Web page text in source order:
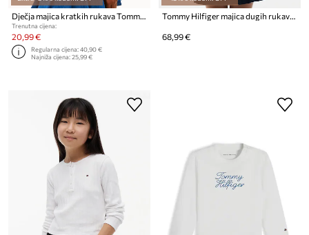
Dječja majica kratkih rukava Tommy Hilfiger
Trenutna cijena:
20,99 €
Regularna cijena:40,90 €
Najniža cijena:25,99 €
Tommy Hilfiger majica dugih rukava za djecu od pamuka
68,99 €